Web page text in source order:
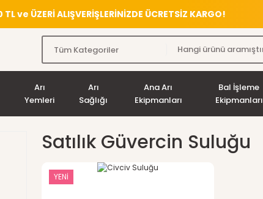
ve ÜZERİ ALIŞVERİŞLERİNİZDE ÜCRETSİZ KARGO!
Arı
Yemleri
Arı
Sağlığı
Ana Arı
Ekipmanları
Bal İşleme
Ekipmanları
Satılık Güvercin Suluğu
YENİ